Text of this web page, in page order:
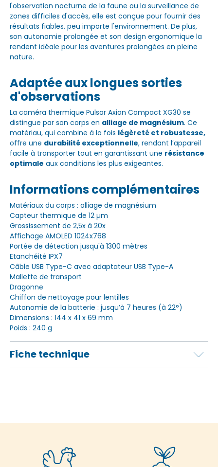
l'observation nocturne de la faune ou la surveillance de
zones difficiles d'accès, elle est conçue pour fournir des
résultats fiables, peu importe l'environnement. De plus,
son autonomie prolongée et son design ergonomique la
rendent idéale pour les aventures prolongées en pleine
nature.
Adaptée aux longues sorties
d'observations
La caméra thermique Pulsar Axion Compact XG30 se
distingue par son corps en alliage de magnésium. Ce
matériau, qui combine à la fois légèreté et robustesse,
offre une durabilité exceptionnelle, rendant l’appareil
facile à transporter tout en garantissant une résistance
optimale aux conditions les plus exigeantes.
Informations complémentaires
Matériaux du corps : alliage de magnésium
Capteur thermique de 12 µm
Grossissement de 2,5x à 20x
Affichage AMOLED 1024x768
Portée de détection jusqu'à 1300 mètres
Etanchéité IPX7
Câble USB Type-C avec adaptateur USB Type-A
Mallette de transport
Dragonne
Chiffon de nettoyage pour lentilles
Autonomie de la batterie : jusqu’à 7 heures (à 22°)
Dimensions : 144 x 41 x 69 mm
Poids : 240 g
Fiche technique